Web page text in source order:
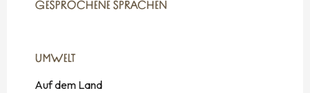
GESPROCHENE SPRACHEN
GESPROCHENE SPRACHEN
UMWELT
UMWELT
Auf dem Land